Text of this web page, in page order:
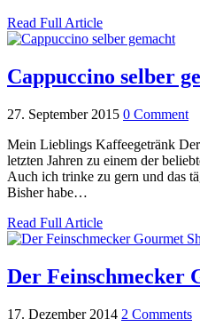
Read Full Article
Cappuccino selber
27. September 2015 0 Comment
Mein Lieblings Kaffeegetränk
letzten Jahren zu einem der
Auch ich trinke zu gern und das
Bisher habe…
Read Full Article
Der Feinschmecker
17. Dezember 2014 2 Comments